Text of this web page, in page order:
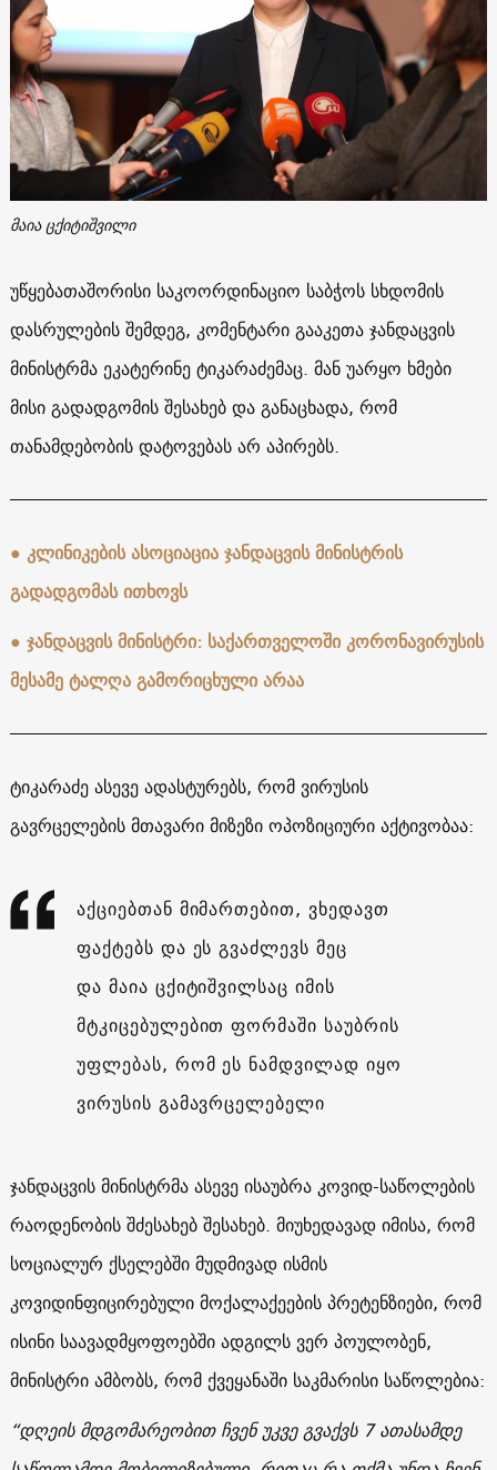
მაია ცქიტიშვილი
უწყებათაშორისი საკოორდინაციო საბჭოს სხდომის
დასრულების შემდეგ, კომენტარი გააკეთა ჯანდაცვის
მინისტრმა ეკატერინე ტიკარაძემაც. მან უარყო ხმები
მისი გადადგომის შესახებ და განაცხადა, რომ
თანამდებობის დატოვებას არ აპირებს.
● კლინიკების ასოციაცია ჯანდაცვის მინისტრის
გადადგომას ითხოვს
● ჯანდაცვის მინისტრი: საქართველოში კორონავირუსის
მესამე ტალღა გამორიცხული არაა
ტიკარაძე ასევე ადასტურებს, რომ ვირუსის
გავრცელების მთავარი მიზეზი ოპოზიციური აქტივობაა:
აქციებთან მიმართებით, ვხედავთ
ფაქტებს და ეს გვაძლევს მეც
და მაია ცქიტიშვილსაც იმის
მტკიცებულებით ფორმაში საუბრის
უფლებას, რომ ეს ნამდვილად იყო
ვირუსის გამავრცელებელი
ჯანდაცვის მინისტრმა ასევე ისაუბრა კოვიდ-საწოლების
რაოდენობის შძესახებ შესახებ. მიუხედავად იმისა, რომ
სოციალურ ქსელებში მუდმივად ისმის
კოვიდინფიცირებული მოქალაქეების პრეტენზიები, რომ
ისინი საავადმყოფოებში ადგილს ვერ პოულობენ,
მინისტრი ამბობს, რომ ქვეყანაში საკმარისი საწოლებია:
“დღეის მდგომარეობით ჩვენ უკვე გვაქვს 7 ათასამდე